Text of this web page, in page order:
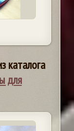
каталога
для